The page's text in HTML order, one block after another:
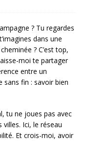
? Tu regardes
dans une
? C’est top,
moi te partager
entre un
fin : savoir bien
tu ne joues pas avec
Ici, le réseau
Et crois-moi, avoir